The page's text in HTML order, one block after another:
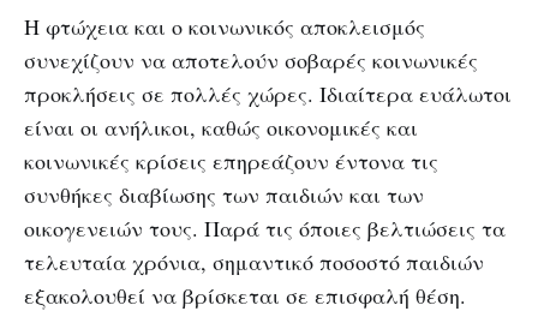
Η φτώχεια και ο κοινωνικός αποκλεισμός
συνεχίζουν να αποτελούν σοβαρές κοινωνικές
προκλήσεις σε πολλές χώρες. Ιδιαίτερα ευάλωτοι
είναι οι ανήλικοι, καθώς οικονομικές και
κοινωνικές κρίσεις επηρεάζουν έντονα τις
συνθήκες διαβίωσης των παιδιών και των
οικογενειών τους. Παρά τις όποιες βελτιώσεις τα
τελευταία χρόνια, σημαντικό ποσοστό παιδιών
εξακολουθεί να βρίσκεται σε επισφαλή θέση.